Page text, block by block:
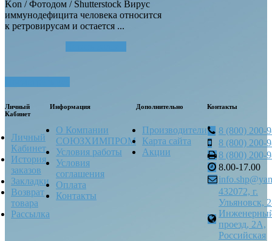
Kon / Фотодом / Shutterstock Вирус
иммунодефицита человека относится
к ретровирусам и остается ...
Личный
Кабинет
Личный
Кабинет
История
заказов
Закладки
Возврат
товара
Рассылка
Информация
О Компании
СОЮЗХИМПРОМ
Условия работы
Условия
соглашения
Оплата
Контакты
Дополнительно
Производители
Карта сайта
Акции
Контакты
8 (800) 200-
8 (800) 200-
8 (800) 200-
8.00-17.00
432072, г.
Ульяновск,
проезд, 2А,
Российская